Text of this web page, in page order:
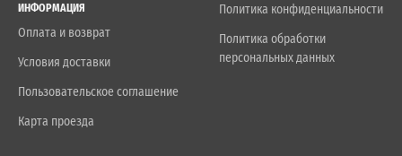
ИНФОРМАЦИЯ
Оплата и возврат
Условия доставки
Пользовательское соглашение
Карта проезда
Политика конфиденциальности
Политика обработки
персональных данных